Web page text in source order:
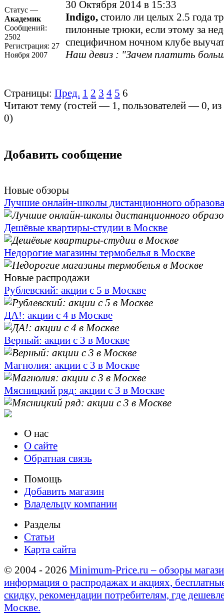
Статус —
Академик
Сообщений:
2502
Регистрация: 27
Ноября 2007
30 Октября 2014 в 15:33
Indigo, стоило ли целых 2.5 года
пилонные трюки, если этому за
специфичном ночном клубе
Наш девиз : "Зачем платить
Страницы: Пред. 1 2 3 4 5 6
Читают тему (гостей — 1, пользователей —0,
0)
Добавить сообщение
Новые обзоры
Лучшие онлайн-школы дистанционного
Дешёвые квартиры-студии в Москве
Недорогие магазины термобелья в Москве
Новые распродажи
Рублевский: акции с 5 в Москве
ДА!: акции с 4 в Москве
Верный: акции с 3 в Москве
Магнолия: акции с 3 в Москве
Мясницкий ряд: акции с 3 в Москве
О нас
О сайте
Обратная связь
Помощь
Добавить магазин
Владельцу компании
Разделы
Статьи
Карта сайта
© 2004 - 2026 Minimum-Price.ru – обзоры
информация о распродажах и акциях,
скидку, рекомендации потребителям, где
Москве.